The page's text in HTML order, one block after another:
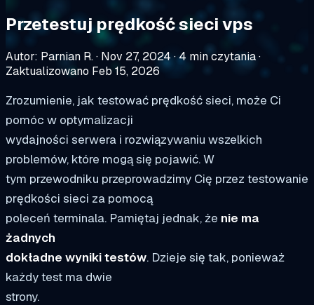
Przetestuj prędkość sieci vps
Autor: Parnian R.· Nov 27, 2024·4 min czytania·
Zaktualizowano Feb 15, 2026
Zrozumienie, jak testować prędkość sieci, może Ci
pomóc w optymalizacji
wydajności serwera i rozwiązywaniu wszelkich
problemów, które mogą się pojawić. W
tym przewodniku przeprowadzimy Cię przez testowanie
prędkości sieci za pomocą
poleceń terminala. Pamiętaj jednak, że nie ma
żadnych
dokładne wyniki testów. Dzieje się tak, ponieważ
każdy test ma dwie
strony.